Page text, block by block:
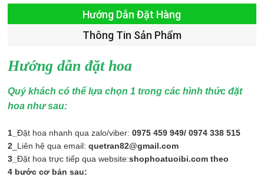
Hướng Dẫn Đặt Hàng
Thông Tin Sản Phẩm
Hướng dẫn đặt hoa
Quý khách có thể lựa chọn 1 trong các hình thức đặt
hoa như sau:
1_Đặt hoa nhanh qua zalo/viber:0975 459 949/ 0974 338 515
2 _Liên hệ qua email:quetran82@gmail.com
3_Đặt hoa trực tiếp qua website:shophoatuoibi.com theo
4 bước cơ bản sau: